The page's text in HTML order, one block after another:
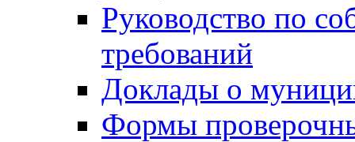
Руководство по
требований
Доклады о
Формы